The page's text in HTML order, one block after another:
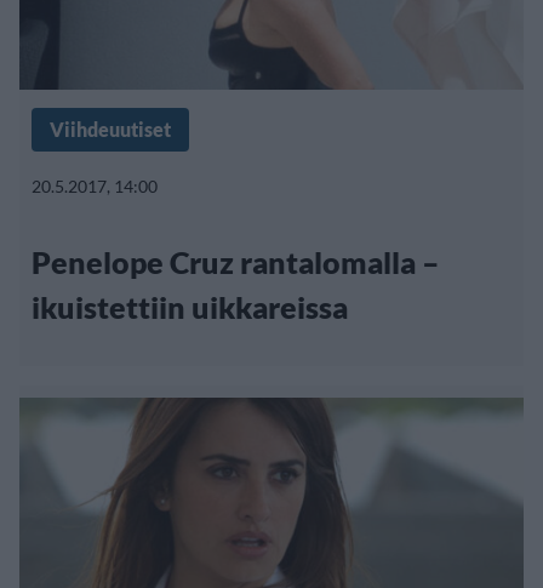
Viihdeuutiset
20.5.2017, 14:00
Penelope Cruz rantalomalla –
ikuistettiin uikkareissa